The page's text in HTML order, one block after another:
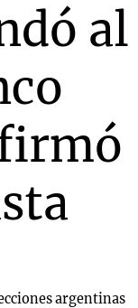
al
argentinas